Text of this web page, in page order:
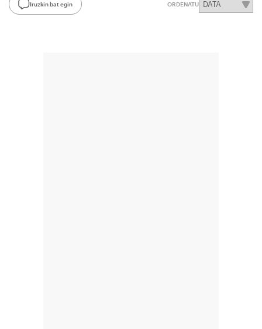
Iruzkin bat egin ORDENATU